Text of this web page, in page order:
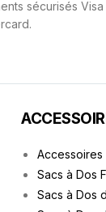
sécurisés
Sacs à Dos
Sacs à Dos